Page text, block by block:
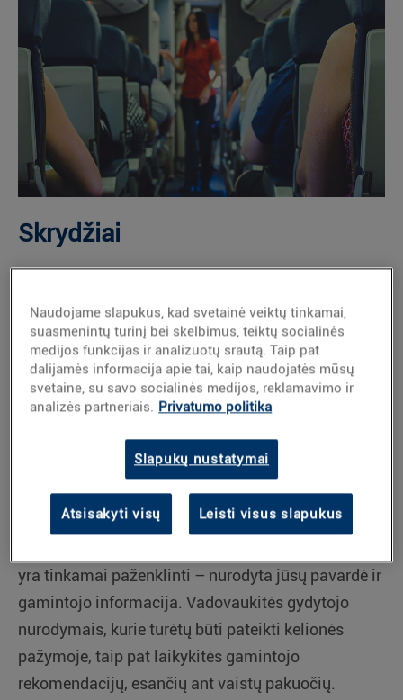
Skrydžiai
Pirmiausia apsilankykite pasirinktos oro linijų
bendrovės arba kelionių organizatoriaus
svetainėje. Ten rasite specifines rekomendacijas
keleiviams, sergantiems diabetu – kai kuriais
atvejais gali reikėti iš anksto užpildyti tam tikras
Vaistų ir priemonių ženklinimas
Visada su savimi turėkite insuliną ir kitas diabeto
yra tinkamai paženklinti – nurodyta jūsų pavardė ir
gamintojo informacija. Vadovaukitės gydytojo
nurodymais, kurie turėtų būti pateikti kelionės
pažymoje, taip pat laikykitės gamintojo
rekomendacijų, esančių ant vaistų pakuočių.
Naudojame slapukus, kad svetainė veiktų tinkamai,
suasmenintų turinį bei skelbimus, teiktų socialinės
medijos funkcijas ir analizuotų srautą. Taip pat
dalijamės informacija apie tai, kaip naudojatės mūsų
svetaine, su savo socialinės medijos, reklamavimo ir
analizės partneriais. Privatumo politika
Slapukų nustatymai
Atsisakyti visų Leisti visus slapukus